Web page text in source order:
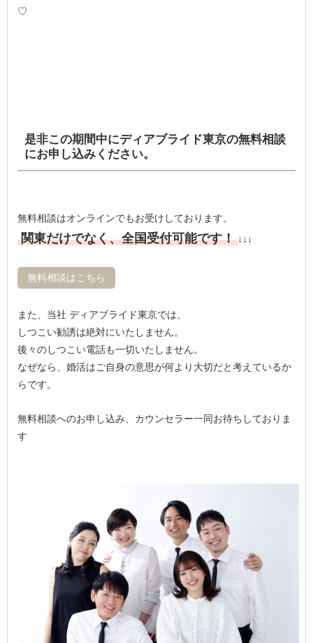
♡
是非この期間中にディアブライド東京の無料相談
にお申し込みください。
無料相談はオンラインでもお受けしております。
関東だけでなく、全国受付可能です！ ↓↓↓
無料相談はこちら
また、当社 ディアブライド東京では、
しつこい勧誘は絶対にいたしません。
後々のしつこい電話も一切いたしません。
なぜなら、婚活はご自身の意思が何より大切だと考えているか
らです。
無料相談へのお申し込み、カウンセラー一同お待ちしておりま
す